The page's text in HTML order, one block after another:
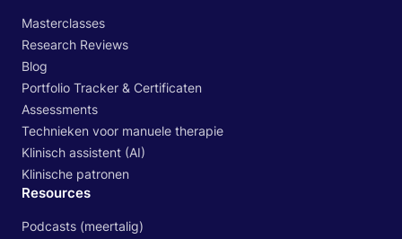
Masterclasses
Research Reviews
Blog
Portfolio Tracker & Certificaten
Assessments
Technieken voor manuele therapie
Klinisch assistent (AI)
Klinische patronen
Resources
Podcasts (meertalig)